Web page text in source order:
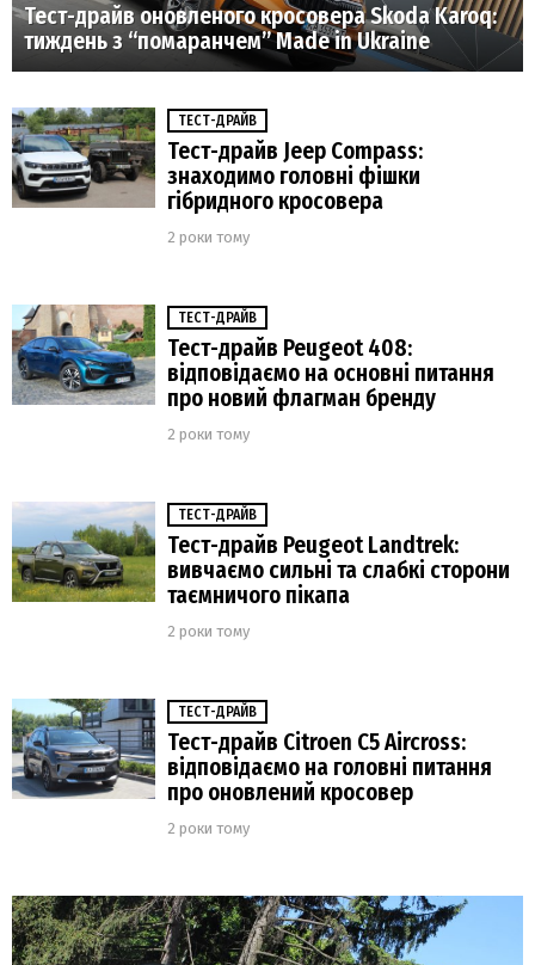
Тест-драйв оновленого кросовера Skoda Karoq:
тиждень з “помаранчем” Made in Ukraine
ТЕСТ-ДРАЙВ
Тест-драйв Jeep Compass:
знаходимо головні фішки
гібридного кросовера
2 роки тому
ТЕСТ-ДРАЙВ
Тест-драйв Peugeot 408:
відповідаємо на основні питання
про новий флагман бренду
2 роки тому
ТЕСТ-ДРАЙВ
Тест-драйв Peugeot Landtrek:
вивчаємо сильні та слабкі сторони
таємничого пікапа
2 роки тому
ТЕСТ-ДРАЙВ
Тест-драйв Citroen C5 Aircross:
відповідаємо на головні питання
про оновлений кросовер
2 роки тому